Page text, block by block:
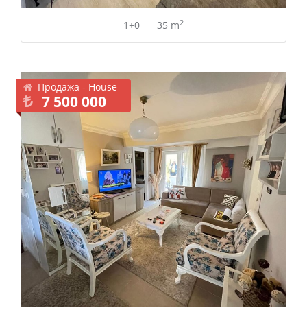
1+0 35 m2
Продажа - House
7 500 000